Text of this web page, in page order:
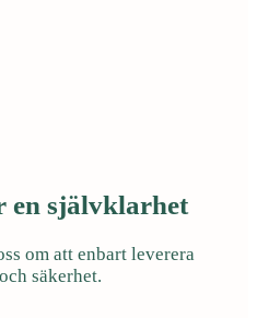
en självklarhet
om att enbart leverera
säkerhet.